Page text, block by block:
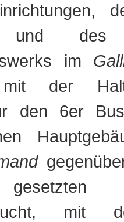
und des
im
der
den 6er
mit